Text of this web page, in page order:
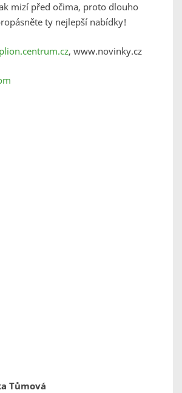
mizí před očima, proto dlouho
ty nejlepší nabídky!
, www.novinky.cz
Tůmová